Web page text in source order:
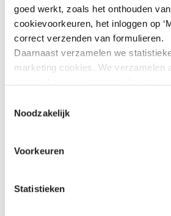
goed werkt, zoals het onthouden
cookievoorkeuren, het inloggen op
correct verzenden van formulieren.
Daarnaast verzamelen we
marketing cookies. We verzamelen
Deze gegevens zijn niet te herleiden
en worden niet gedeeld met
cookies worden gebruikt via onze
verbeterd wordt door gerichte
Noodzakelijk
Voorkeuren
Statistieken
Huurbetaling
Jaarlijkse huurverhoging
Zonnepanelen
Huurovereenkomst
Inschrijven Wooniezie
Woning kopen